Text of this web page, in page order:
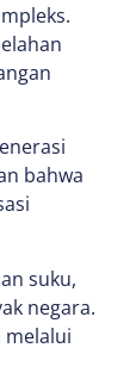
bahwa
suku,
negara.
melalui